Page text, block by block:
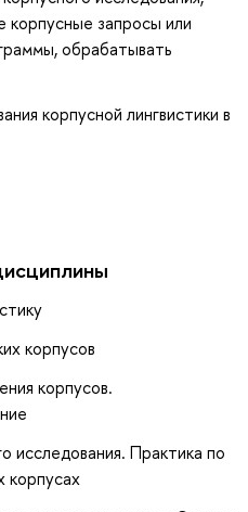
корпусные запросы или
обрабатывать
корпусной лингвистики в
корпусов
корпусов.
исследования. Практика по
корпусах